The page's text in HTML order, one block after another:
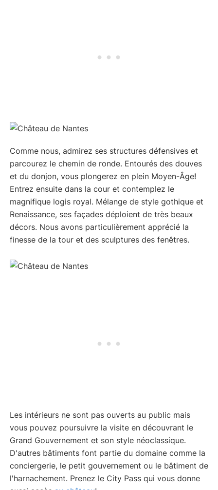
Comme nous, admirez ses structures défensives et
parcourez le chemin de ronde. Entourés des douves
et du donjon, vous plongerez en plein Moyen-Âge!
Entrez ensuite dans la cour et contemplez le
magnifique logis royal. Mélange de style gothique et
Renaissance, ses façades déploient de très beaux
décors. Nous avons particulièrement apprécié la
finesse de la tour et des sculptures des fenêtres.
Les intérieurs ne sont pas ouverts au public mais
vous pouvez poursuivre la visite en découvrant le
Grand Gouvernement et son style néoclassique.
D'autres bâtiments font partie du domaine comme la
conciergerie, le petit gouvernement ou le bâtiment de
l'harnachement. Prenez le City Pass qui vous donne